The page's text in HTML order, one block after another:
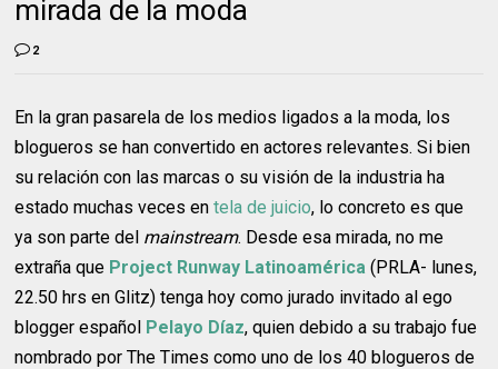
mirada de la moda
2
En la gran pasarela de los medios ligados a la moda, los
blogueros se han convertido en actores relevantes. Si bien
su relación con las marcas o su visión de la industria ha
estado muchas veces entela de juicio, lo concreto es que
ya son parte del mainstream. Desde esa mirada, no me
extraña que Project Runway Latinoamérica (PRLA- lunes,
22.50 hrs en Glitz) tenga hoy como jurado invitado al ego
blogger español Pelayo Díaz, quien debido a su trabajo fue
nombrado por The Times como uno de los 40 blogueros de